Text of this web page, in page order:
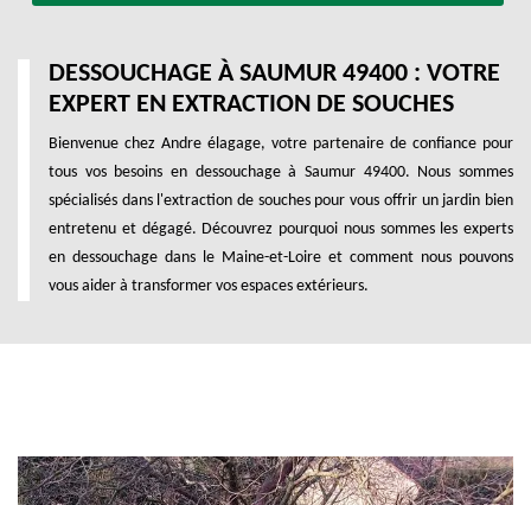
DESSOUCHAGE À SAUMUR 49400 : VOTRE
EXPERT EN EXTRACTION DE SOUCHES
Bienvenue chez Andre élagage, votre partenaire de confiance pour
tous vos besoins en dessouchage à Saumur 49400. Nous sommes
spécialisés dans l'extraction de souches pour vous offrir un jardin bien
entretenu et dégagé. Découvrez pourquoi nous sommes les experts
en dessouchage dans le Maine-et-Loire et comment nous pouvons
vous aider à transformer vos espaces extérieurs.